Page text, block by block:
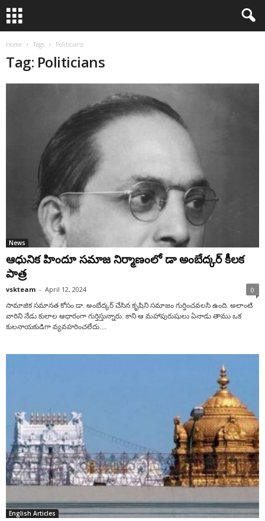
Home Tags Politicians
Tag: Politicians
News
ఆధునిక హిందూ సమాజ నిర్మాణంలో డా అంబేద్క‌ర్‌ కీలక
పాత్ర
vskteam - April 12, 2024 0
సామాజిక సమానత కోసం డా. అంబేద్క‌ర్‌ చేసిన కృషిని సమాజం గుర్తించవలసి ఉంది. అలాంటి
వారిని నేడు కులాల ఆధారంగా గుర్తిస్తున్నారు. కాని ఆ మహాపురుషులు ఏనాడు తాము ఒక
కులనాయకుడిగా వ్యవహరించలేదు....
English Articles